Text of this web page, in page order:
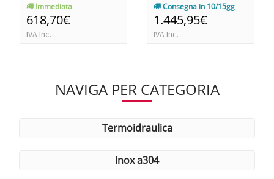
Immediata
618,70€
IVA Inc.
Consegna in 10/15gg
1.445,95€
IVA Inc.
NAVIGA PER CATEGORIA
termoidraulica
inox a304